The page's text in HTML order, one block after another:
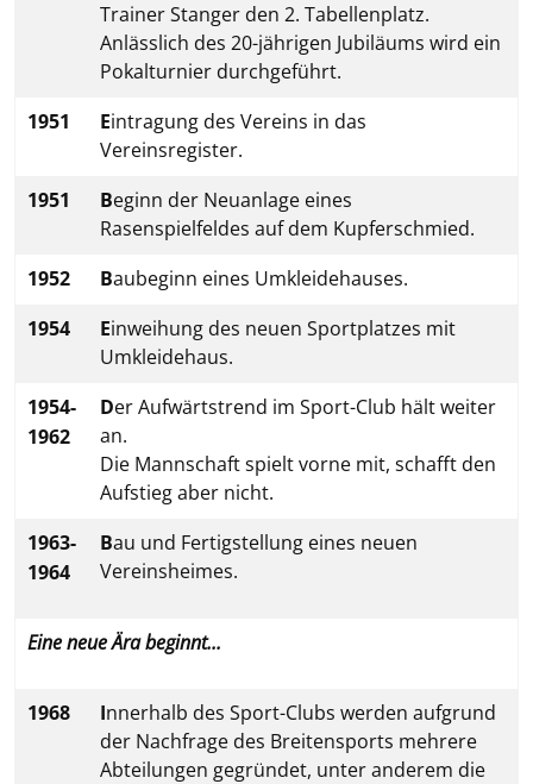
Trainer Stanger den 2. Tabellenplatz.
Anlässlich des 20-jährigen Jubiläums wird ein
Pokalturnier durchgeführt.
1951
Eintragung des Vereins in das
Vereinsregister.
1951
Beginn der Neuanlage eines
Rasenspielfeldes auf dem Kupferschmied.
1952
Baubeginn eines Umkleidehauses.
1954
Einweihung des neuen Sportplatzes mit
Umkleidehaus.
1954-
1962
DerAufwärtstrend im Sport-Club hält weiter
an.
Die Mannschaft spielt vorne mit, schafft den
Aufstieg aber nicht.
1963-
1964
Bau und Fertigstellung eines neuen
Vereinsheimes.
Eine neue Ära beginnt...
1968 Innerhalb des Sport-Clubs werden aufgrund
der Nachfrage des Breitensports mehrere
Abteilungen gegründet, unter anderem die